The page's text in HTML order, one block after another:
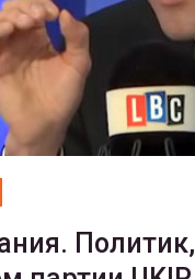
ГЕЙ-АЛЬЯНС УКРАИНА